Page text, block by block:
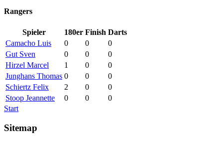
Rangers
Spieler 180er Finish Darts
Camacho Luis
0 0
0
Gut Sven
0 0
0
Hirzel Marcel
1 0
0
Junghans Thomas 0 0
0
Schiertz Felix
2 0
0
Stoop Jeannette
0 0
0
Start
Sitemap